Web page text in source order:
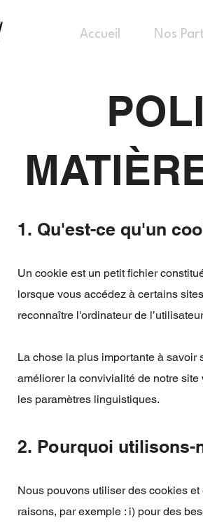
Accueil Nos
1. Qu'est-ce qu'un
Un cookie est un petit fichier
lorsque vous accédez à certains
reconnaître l'ordinateur de
La chose la plus importante à
améliorer la convivialité de notre
les paramètres linguistiques.
2. Pourquoi utilisons-
Nous pouvons utiliser des cookies
raisons, par exemple : i) pour des